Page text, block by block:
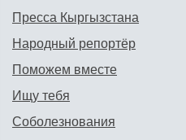
Пресса Кыргызстана
Народный репортёр
Поможем вместе
Ищу тебя
Соболезнования